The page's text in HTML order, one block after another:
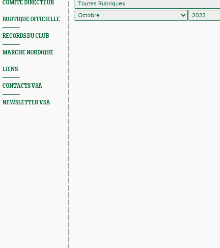
COMITÉ DIRECTEUR
BOUTIQUE OFFICIELLE
RECORDS DU CLUB
MARCHE NORDIQUE
LIENS
CONTACTS VSA
NEWSLETTER VSA